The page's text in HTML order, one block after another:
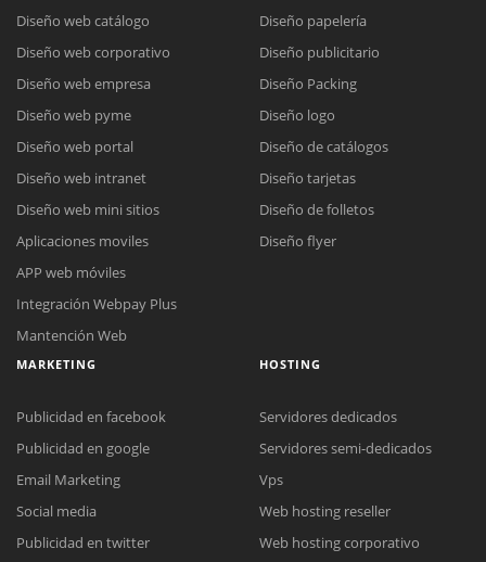
Diseño web catálogo
Diseño web corporativo
Diseño web empresa
Diseño web pyme
Diseño web portal
Diseño web intranet
Diseño web mini sitios
Aplicaciones moviles
APP web móviles
Integración Webpay Plus
Mantención Web
Diseño papelería
Diseño publicitario
Diseño Packing
Diseño logo
Diseño de catálogos
Diseño tarjetas
Diseño de folletos
Diseño flyer
MARKETING
Publicidad en facebook
Publicidad en google
Email Marketing
Social media
Publicidad en twitter
HOSTING
Servidores dedicados
Servidores semi-dedicados
Vps
Web hosting reseller
Web hosting corporativo